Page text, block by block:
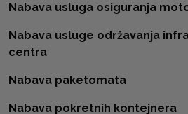
Nabava usluga osiguranja
Nabava usluge održavanja
centra
Nabava paketomata
Nabava pokretnih kontejnera